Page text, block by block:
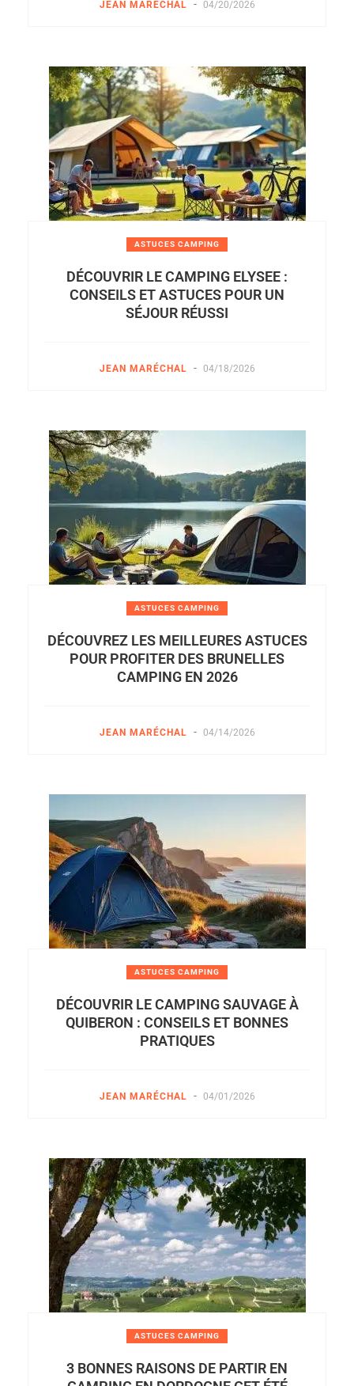
JEAN MARÉCHAL - 04/20/2026
ASTUCES CAMPING
DÉCOUVRIR LE CAMPING ELYSEE :
CONSEILS ET ASTUCES POUR UN
SÉJOUR RÉUSSI
JEAN MARÉCHAL - 04/18/2026
ASTUCES CAMPING
DÉCOUVREZ LES MEILLEURES ASTUCES
POUR PROFITER DES BRUNELLES
CAMPING EN 2026
JEAN MARÉCHAL - 04/14/2026
ASTUCES CAMPING
DÉCOUVRIR LE CAMPING SAUVAGE À
QUIBERON : CONSEILS ET BONNES
PRATIQUES
JEAN MARÉCHAL - 04/01/2026
ASTUCES CAMPING
3 BONNES RAISONS DE PARTIR EN